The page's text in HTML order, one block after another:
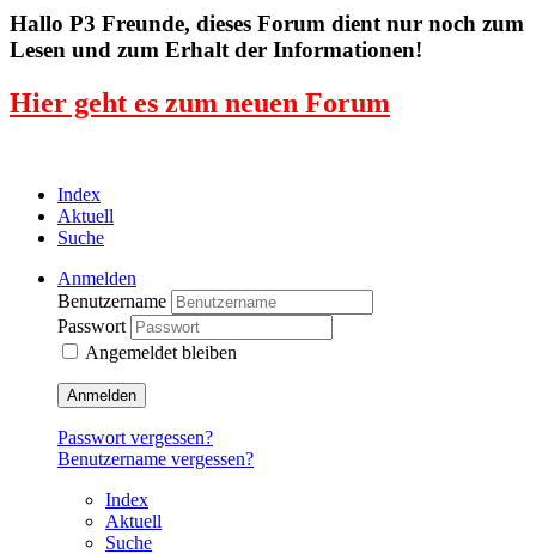
Hallo P3 Freunde, dieses Forum dient nur noch zum
Lesen und zum Erhalt der Informationen!
Hier geht es zum neuen Forum
Index
Aktuell
Suche
Anmelden
Benutzername
Passwort
Angemeldet bleiben
Anmelden
Passwort vergessen?
Benutzername vergessen?
Index
Aktuell
Suche